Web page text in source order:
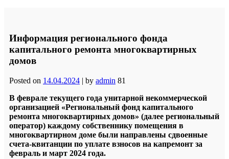
Информация регионального фонда
капитального ремонта многоквартирных
домов
Posted on 14.04.2024 | by admin 81
В феврале текущего года унитарной некоммерческой
организацией «Региональный фонд капитального
ремонта многоквартирных домов» (далее региональный
оператор) каждому собственнику помещения в
многоквартирном доме были направлены сдвоенные
счета-квитанции по уплате взносов на капремонт за
февраль и март 2024 года.